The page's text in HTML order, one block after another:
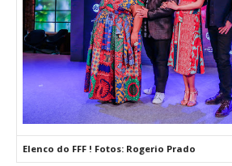
Elenco do FFF ! Fotos: Rogerio Prado